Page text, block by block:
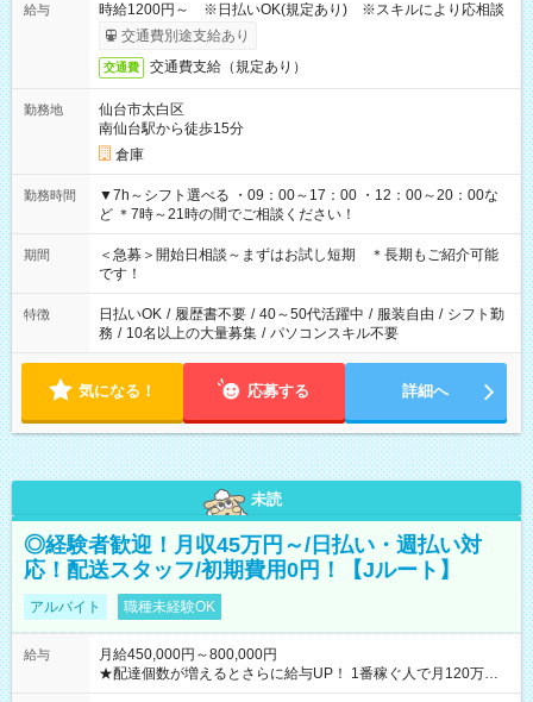
給与
時給1200円～ ※日払いOK(規定あり) ※スキルにより応相談
交通費別途支給あり
交通費 交通費支給（規定あり）
勤務地
仙台市太白区
南仙台駅から徒歩15分
倉庫
勤務時間
▼7h～シフト選べる ・09：00～17：00 ・12：00～20：00な
ど ＊7時～21時の間でご相談ください！
期間
＜急募＞開始日相談～まずはお試し短期 ＊長期もご紹介可能
です！
特徴 日払いOK / 履歴書不要 / 40～50代活躍中 / 服装自由 / シフト勤
務 / 10名以上の大量募集 / パソコンスキル不要
気になる！ 応募する 詳細へ
未読
◎経験者歓迎！月収45万円～/日払い・週払い対
応！配送スタッフ/初期費用0円！【Jルート】
アルバイト 職種未経験OK
給与
月給450,000円～800,000円
★配達個数が増えるとさらに給与UP！ 1番稼ぐ人で月120万ほ
ど！ ・主要都市エリア 月収55万円／週5日稼働 月収65万~112